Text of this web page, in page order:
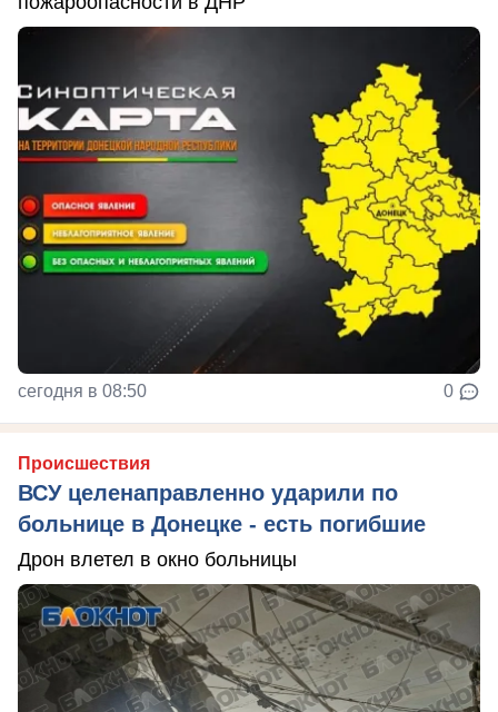
сегодня в 08:50 0
Происшествия
ВСУ целенаправленно ударили по
больнице в Донецке - есть погибшие
Дрон влетел в окно больницы